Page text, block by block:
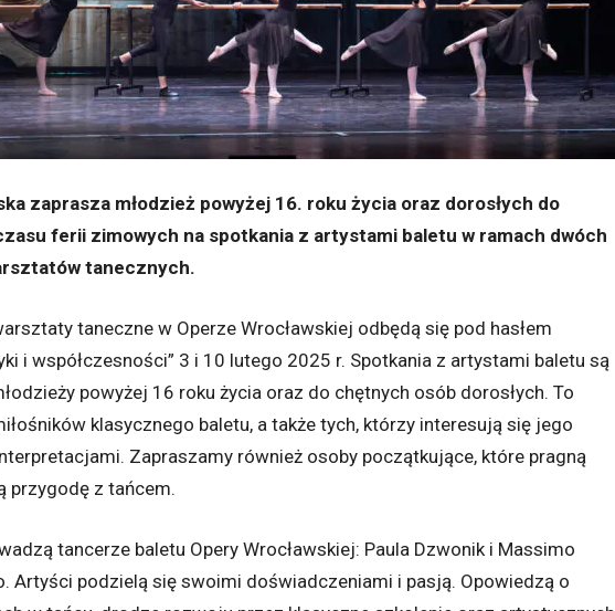
zaprasza młodzież powyżej 16. roku życia oraz dorosłych do
ferii zimowych na spotkania z artystami baletu w ramach dwóch
tanecznych.
taneczne w Operze Wrocławskiej odbędą się pod hasłem
i współczesności” 3 i 10 lutego 2025 r. Spotkania z artystami baletu są
powyżej 16 roku życia oraz do chętnych osób dorosłych. To
klasycznego baletu, a także tych, którzy interesują się jego
Zapraszamy również osoby początkujące, które pragną
przygodę z tańcem.
tancerze baletu Opery Wrocławskiej: Paula Dzwonik i Massimo
Artyści podzielą się swoimi doświadczeniami i pasją. Opowiedzą o